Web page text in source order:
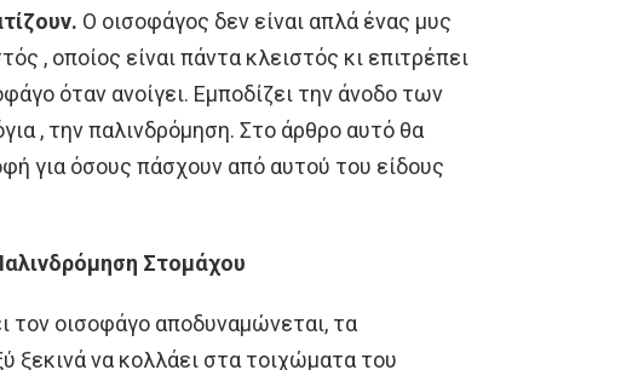
Ο οισοφάγος δεν είναι απλά ένας μυς
, οποίος είναι πάντα κλειστός κι επιτρέπει
όταν ανοίγει. Εμποδίζει την άνοδο των
, την παλινδρόμηση. Στο άρθρο αυτό θα
για όσους πάσχουν από αυτού του είδους
Στομάχου
τον οισοφάγο αποδυναμώνεται, τα
ξεκινά να κολλάει στα τοιχώματα του